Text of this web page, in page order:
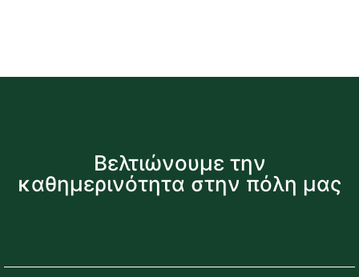
Βελτιώνουμε την
καθημερινότητα στην πόλη μας